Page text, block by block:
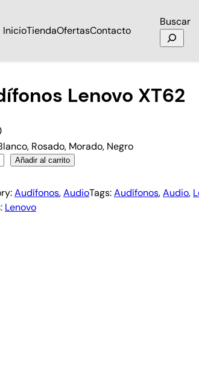
InicioTiendaOfertasContacto
Buscar
Lenovo XT62
Rosado, Morado, Negro
Añadir al carrito
Audífonos, AudioTags:Audífonos, Audio,
Lenovo